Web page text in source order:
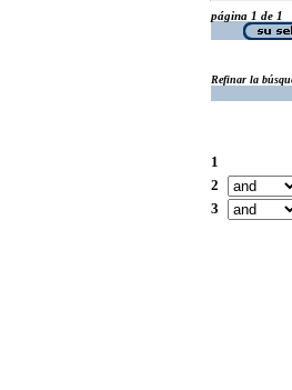
página 1 de 1
Refinar la
1
2
3